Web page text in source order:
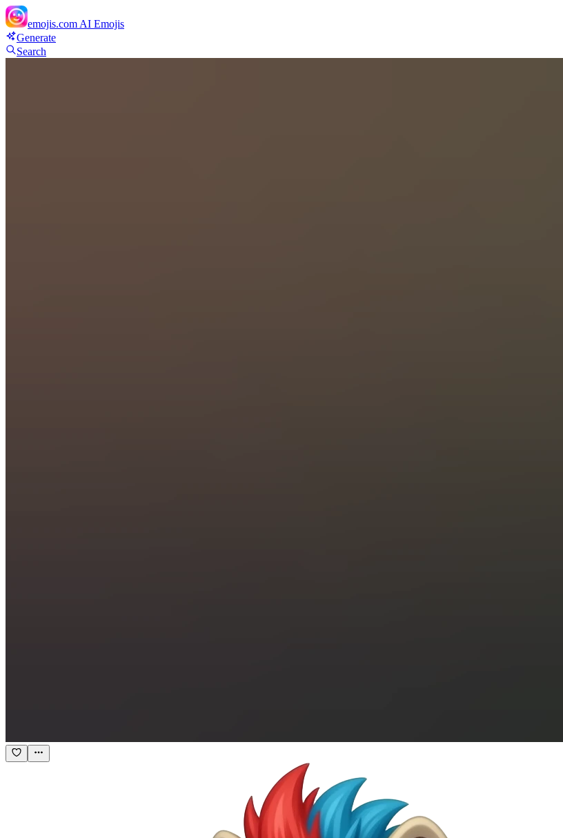
emojis.com AI Emojis
Generate
Search